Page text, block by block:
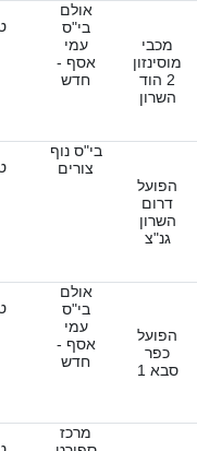
מכבי
מוסינזון
2 הוד
השרון
אולם
בי"ס
עמי
אסף -
חדש
הפועל
דרום
השרון
גנ"צ
בי"ס נוף
צורים
הפועל
כפר
סבא 1
אולם
בי"ס
עמי
אסף -
חדש
מרכז